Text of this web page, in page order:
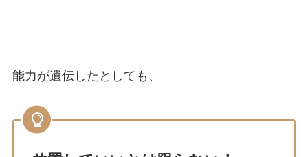
能力が遺伝したとしても、